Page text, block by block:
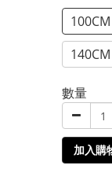
100CM
140CM
數量
加入購